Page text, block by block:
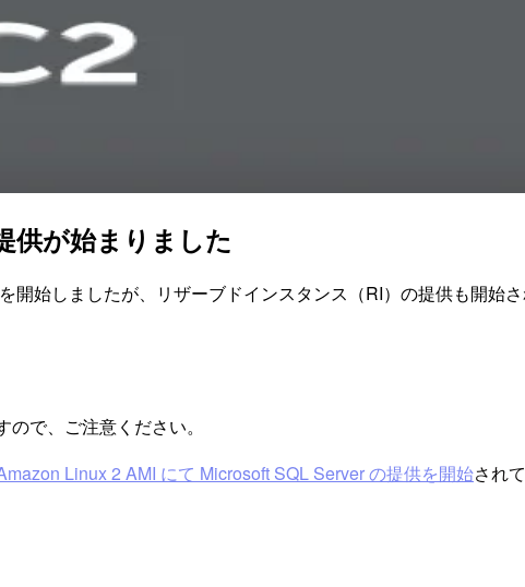
が始まりました
始しましたが、リザーブドインスタンス（RI）の提供も開始さ
で、ご注意ください。
Linux 2 AMI にて Microsoft SQL Server の提供を開始され